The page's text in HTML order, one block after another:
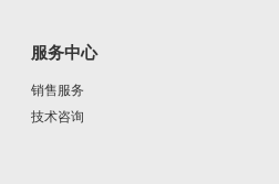
服务中心
销售服务
技术咨询